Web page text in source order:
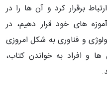
برقرار کرد و آن ها را در
های خود قرار دهیم، در
و فناوری به شکل امروزی
و افراد به خواندن کتاب،